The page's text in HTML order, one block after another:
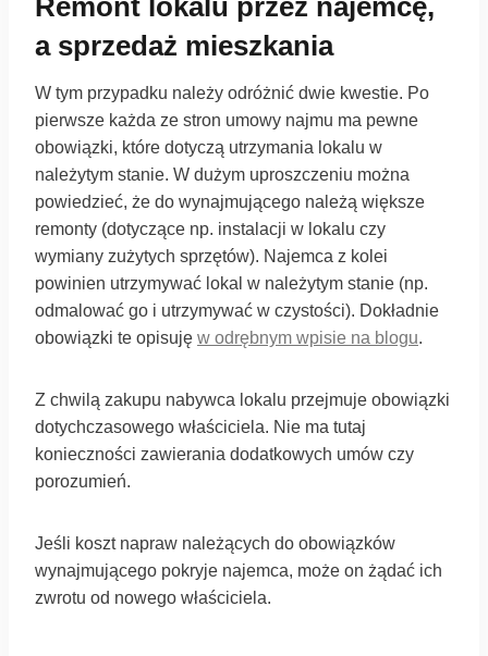
Remont lokalu przez najemcę,
a sprzedaż mieszkania
W tym przypadku należy odróżnić dwie kwestie. Po
pierwsze każda ze stron umowy najmu ma pewne
obowiązki, które dotyczą utrzymania lokalu w
należytym stanie. W dużym uproszczeniu można
powiedzieć, że do wynajmującego należą większe
remonty (dotyczące np. instalacji w lokalu czy
wymiany zużytych sprzętów). Najemca z kolei
powinien utrzymywać lokal w należytym stanie (np.
odmalować go i utrzymywać w czystości). Dokładnie
obowiązki te opisuję w odrębnym wpisie na blogu.
Z chwilą zakupu nabywca lokalu przejmuje obowiązki
dotychczasowego właściciela. Nie ma tutaj
konieczności zawierania dodatkowych umów czy
porozumień.
Jeśli koszt napraw należących do obowiązków
wynajmującego pokryje najemca, może on żądać ich
zwrotu od nowego właściciela.